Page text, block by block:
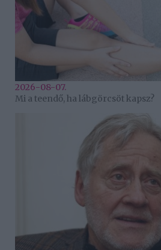
2026-08-07.
Mi a teendő, ha lábgörcsöt kapsz?